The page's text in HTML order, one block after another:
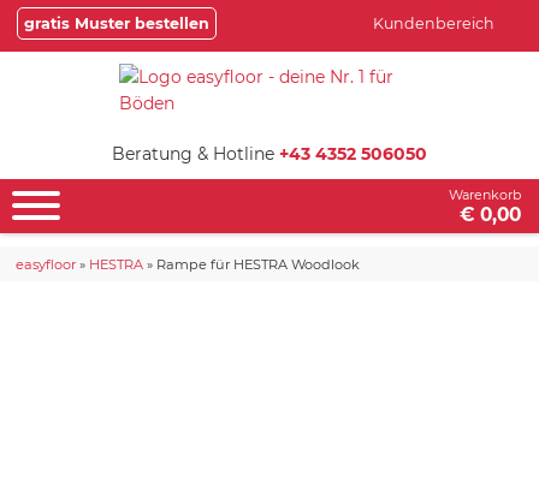
gratis Muster bestellen Kundenbereich
Beratung & Hotline +43 4352 506050
Warenkorb
€ 0,00
easyfloor » HESTRA » Rampe für HESTRA Woodlook